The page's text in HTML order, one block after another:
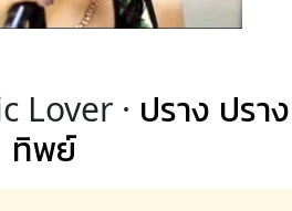
Lover · ปราง ปราง
ทิพย์